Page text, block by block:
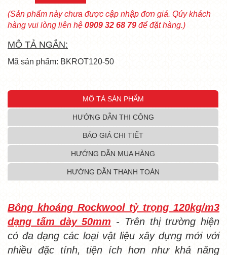
(Sản phẩm này chưa được cập nhập đơn giá. Qúy khách
hàng vui lòng liên hệ 0909 32 68 79 để đặt hàng.)
MÔ TẢ NGẮN:
Mã sản phẩm: BKROT120-50
MÔ TẢ SẢN PHẨM
HƯỚNG DẪN THI CÔNG
BÁO GIÁ CHI TIẾT
HƯỚNG DẪN MUA HÀNG
HƯỚNG DẪN THANH TOÁN
Bông khoáng Rockwool tỷ trọng 120kg/m3
dạng tấm dày 50mm - Trên thị trường hiện
có đa dạng các loại vật liệu xây dựng mới với
nhiều đặc tính, tiện ích hơn như khả năng